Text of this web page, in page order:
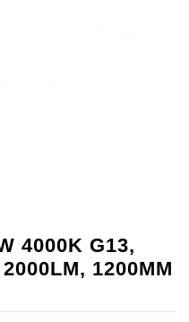
4000K G13,
1200MM